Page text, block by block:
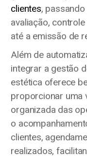
clientes,
avaliação,
até a emissão de
Além de
integrar a gestão
estética oferece
proporcionar uma
organizada das
o
clientes,
realizados,